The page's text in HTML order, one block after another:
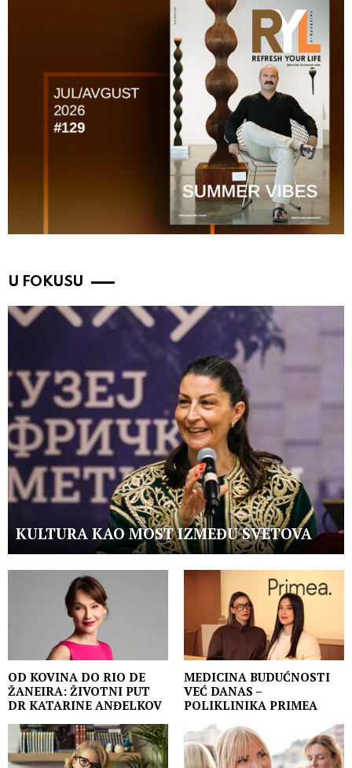
U FOKUSU
KULTURA KAO MOST IZMEĐU SVETOVA
OD KOVINA DO RIO DE
ŽANEIRA: ŽIVOTNI PUT
DR KATARINE ANĐELKOV
MEDICINA BUDUĆNOSTI
VEĆ DANAS –
POLIKLINIKA PRIMEA